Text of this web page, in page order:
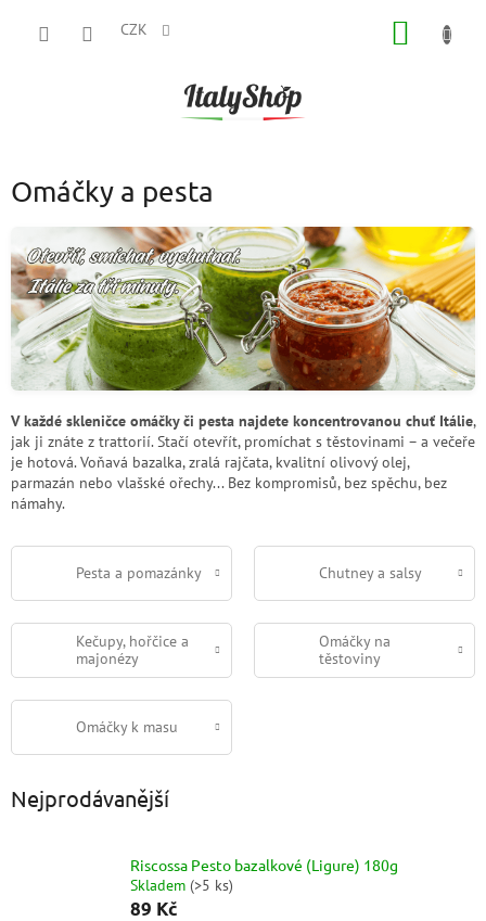
CZK
Omáčky a pesta
V každé skleničce omáčky či pesta najdete koncentrovanou chuť Itálie,
jak ji znáte z trattorií. Stačí otevřít, promíchat s těstovinami – a večeře
je hotová. Voňavá bazalka, zralá rajčata, kvalitní olivový olej,
parmazán nebo vlašské ořechy... Bez kompromisů, bez spěchu, bez
námahy.
Pesta a pomazánky Chutney a salsy
Kečupy, hořčice a
majonézy
Omáčky na
těstoviny
Omáčky k masu
Nejprodávanější
Riscossa Pesto bazalkové (Ligure) 180g
Skladem (>5 ks)
89 Kč